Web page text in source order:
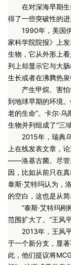
在对深海早期
得了一些突破性的进
1990年，美国
家科学院院报》上
生物，它从外形上
列上却显示它与大
生长或者在沸腾热泉
产生甲烷、害
到地球早期的环境
老的生命”。卡尔·
生物并列组成了“三域
2015年，瑞典
上在线发表文章，
——洛基古菌。尽管
因，比如从前只在
泰斯·艾特玛认为，
的空白，这也是从
“泰斯·艾特玛
范围扩大了。”王风
2013年，王风
于一个新分支，显
此，他们提议将